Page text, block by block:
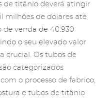
de titânio deverá atingir
milhões de dólares até
de venda de 40.930
o seu elevado valor
crucial. Os tubos de
categorizados
o processo de fabrico,
e tubos de titânio